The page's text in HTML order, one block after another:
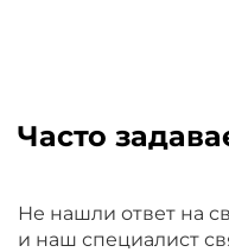
Часто
Не нашли ответ на
и наш специалист